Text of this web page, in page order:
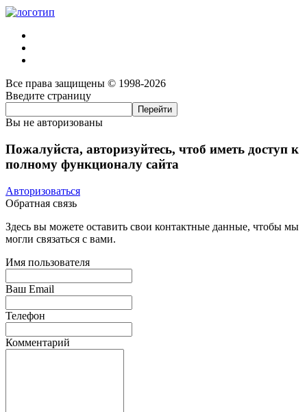
Все права защищены © 1998-2026
Введите страницу
Вы не авторизованы
Пожалуйста, авторизуйтесь, чтоб иметь доступ к
полному функционалу сайта
Авторизоваться
Обратная связь
Здесь вы можете оставить свои контактные данные, чтобы мы
могли связаться с вами.
Имя пользователя
Ваш Email
Телефон
Комментарий